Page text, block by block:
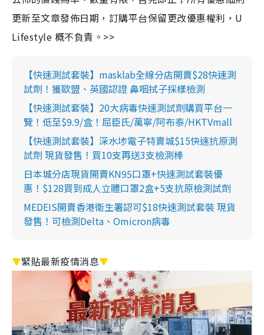
更新至文章發佈日期，訂購平台保留更改優惠權利，U
Lifestyle 概不負責。>>
【快速測試套裝】masklab全線分店開賣$28快速測
試劑！獲歐盟、英國認證 鼻咽拭子採樣檢測
【快速測試套裝】20大病毒快速測試劑購買平台一
覽！低至$9.9/盒！屈臣氏/萬寧/阿布泰/HKTVmall
【快速測試套裝】深水埗電子特賣城$15快速抗原測
試劑 現貨發售！買10支再送3支檢測棒
日本城分店現貨開賣KN95口罩+快速測試套裝優
惠！$128買到成人立體口罩2盒+5支抗原檢測試劑
MEDEIS開賣香港衛生署認可$18快速測試套裝 現貨
發售！可檢測Delta、Omicron病毒
▼緊貼最新疫情消息▼